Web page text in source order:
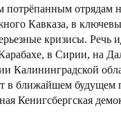
потрёпанным отрядам
Кавказа, в
кризисы. Речь
в Сирии, на
Калининградской
ближайшем будущем
Кенигсбергская